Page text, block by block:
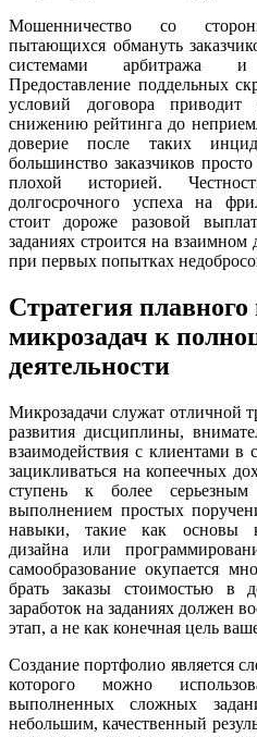
Мошенничество со
пытающихся обмануть
системами арбитража и
Предоставление поддельных
условий договора
снижению рейтинга до
доверие после таких
большинство заказчиков
плохой историей.
долгосрочного успеха на
стоит дороже разовой
заданиях строится на взаимном
при первых попытках
Стратегия плавного
микрозадач к
деятельности
Микрозадачи служат отличной
развития дисциплины,
взаимодействия с клиентами в
зацикливаться на копеечных
ступень к более
выполнением простых
навыки, такие как основы
дизайна или
самообразование окупается
брать заказы стоимостью в
заработок на заданиях должен
этап, а не как конечная цель
Создание портфолио является
которого можно
выполненных сложных
небольшим, качественный